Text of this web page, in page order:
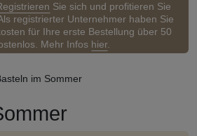
Sie sich und profitieren Sie
registrierter Unternehmer haben Sie
für Ihre erste Bestellung über 50
Mehr Infos hier.
im Sommer